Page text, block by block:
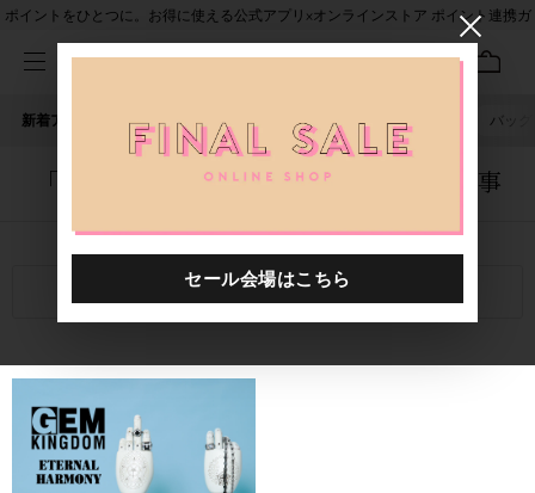
ポイントをひとつに。お得に使える公式アプリ×オンラインストア ポイント連携ガ
新着アイテム 人気ワード セール 40th限定 バッグ
「1020401.2520012.0999」に関する記事
関連キーワード